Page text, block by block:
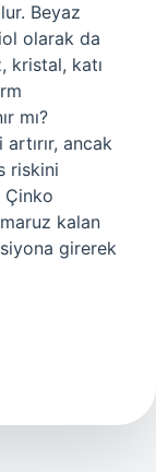
Beyaz
olarak da
kristal, katı
mı?
ancak
riskini
Çinko
kalan
girerek